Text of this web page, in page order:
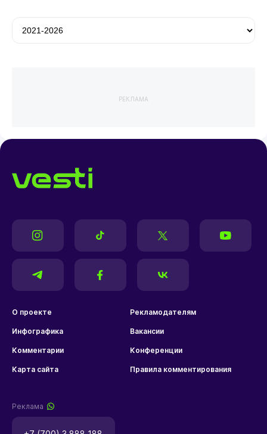
РЕКЛАМА
О проекте Рекламодателям
Инфографика Вакансии
Комментарии Конференции
Карта сайта Правила комментирования
Реклама